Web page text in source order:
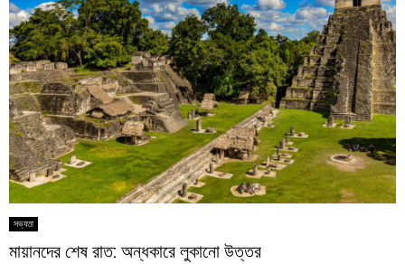
সভ্যতা
মায়ানদের শেষ রাত: অন্ধকারে লুকানো উত্তর